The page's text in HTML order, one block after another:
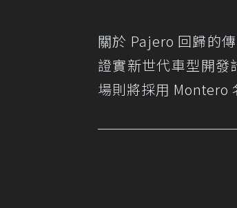
關於 Pajero 回歸的
證實新世代車型開
場則將採用 Montero